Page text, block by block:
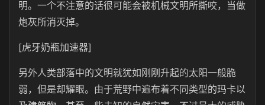
明。一个不注意的话很可能会被机械文明所撕咬，当做
炮灰所消灭掉。
[虎牙奶瓶加速器]
另外人类部落中的文明就犹如刚刚升起的太阳一般脆
弱，但是却耀眼。由于荒野中遍布着不同类型的玛卡以